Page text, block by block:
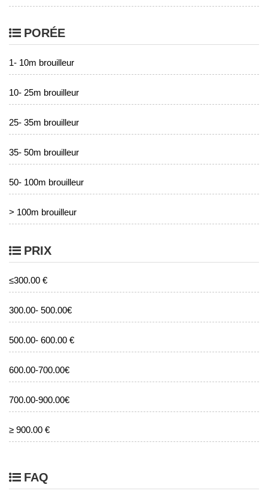
PORÉE
1- 10m brouilleur
10- 25m brouilleur
25- 35m brouilleur
35- 50m brouilleur
50- 100m brouilleur
> 100m brouilleur
PRIX
≤300.00 €
300.00- 500.00€
500.00- 600.00 €
600.00-700.00€
700.00-900.00€
≥ 900.00 €
FAQ